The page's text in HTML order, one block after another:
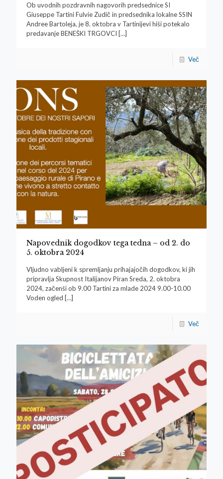
Ob uvodnih pozdravnih nagovorih predsednice SI
Giuseppe Tartini Fulvie Zudič in predsednika lokalne SSIN
Andree Bartoleja, je 8. oktobra v Tartinijevi hiši potekalo
predavanje BENEŠKI TRGOVCI […]
Več
Napovednik dogodkov tega tedna – od 2. do
5. oktobra 2024
Vljudno vabljeni k spremljanju prihajajočih dogodkov, ki jih
pripravlja Skupnost Italijanov Piran Sreda, 2. oktobra
2024, začenši ob 9.00 Tartini za mlade 2024 9.00-10.00
Voden ogled […]
Več